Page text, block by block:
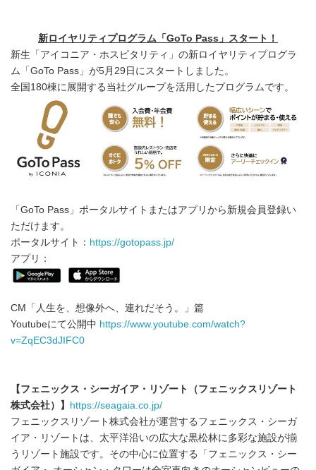
新ロイヤリティプログラム「 GoTo Pass 」スタート！
新生「アイコニア・ホスピタリティ」の新ロイヤリティプログラ
ム「GoTo Pass」が5月29日にスタートしました。
全国180棟に展開する当社グループを活用したプログラムです。
「GoTo Pass」ポータルサイトまたはアプリから新規会員登録い
ただけます。
ポータルサイト： https://gotopass.jp/
アプリ：
CM「人生を、想像外へ、連れだそう。」篇
Youtubeにて公開中 https://www.youtube.com/watch?
v=ZqEC3dJIFC0
【フェニックス・シーガイア・リゾート（フェニックスリゾート
株式会社）】
https://seagaia.co.jp/
フェニックスリゾート株式会社が運営するフェニックス・シーガ
イア・リゾートは、太平洋沿いの広大な黒松林に多彩な施設が揃
うリゾート施設です。その中心に位置する「フェニックス・シー